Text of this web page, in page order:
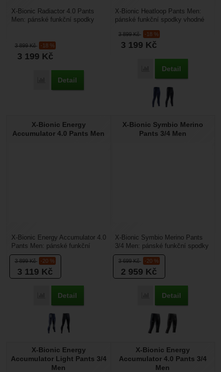
3 899Kč -18 %
3 199 Kč
Porovnat
Detail
X-Bionic Radiactor 4.0 Pants
Men: pánské funkční spodky
3 899Kč -18 %
3 199 Kč
Porovnat
Detail
X-Bionic Heatloop Pants Men:
pánské funkční spodky vhodné
izolace Heatloop®...
X-Bionic Energy
Accumulator 4.0 Pants Men
3 899Kč -20 %
3 119 Kč
Porovnat
Detail
X-Bionic Energy Accumulator 4.0
Pants Men: pánské funkční
spodky vhodné pro zimní sporty.
Spodky jsou...
X-Bionic Symbio Merino
Pants 3/4 Men
3 699Kč -20 %
2 959 Kč
Porovnat
Detail
X-Bionic Symbio Merino Pants
3/4 Men: pánské funkční spodky
vhodné pro zimní sporty. Udrží
vás v ideální...
X-Bionic Energy
Accumulator Light Pants 3/4
Men
X-Bionic Energy
Accumulator 4.0 Pants 3/4
Men